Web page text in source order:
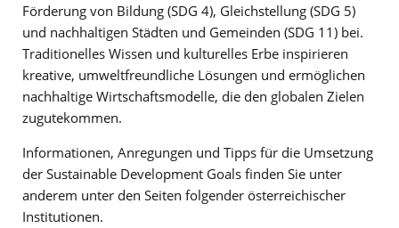
Förderung von Bildung (SDG 4), Gleichstellung (SDG 5)
und nachhaltigen Städten und Gemeinden (SDG 11) bei.
Traditionelles Wissen und kulturelles Erbe inspirieren
kreative, umweltfreundliche Lösungen und ermöglichen
nachhaltige Wirtschaftsmodelle, die den globalen Zielen
zugutekommen.
Informationen, Anregungen und Tipps für die Umsetzung
der Sustainable Development Goals finden Sie unter
anderem unter den Seiten folgender österreichischer
Institutionen.